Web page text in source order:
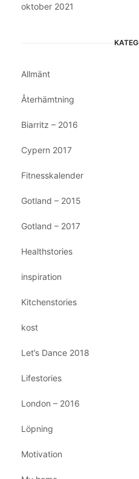
oktober 2021
Allmänt
Återhämtning
Biarritz – 2016
Cypern 2017
Fitnesskalender
Gotland – 2015
Gotland – 2017
Healthstories
inspiration
Kitchenstories
kost
Let’s Dance 2018
Lifestories
London – 2016
Löpning
Motivation